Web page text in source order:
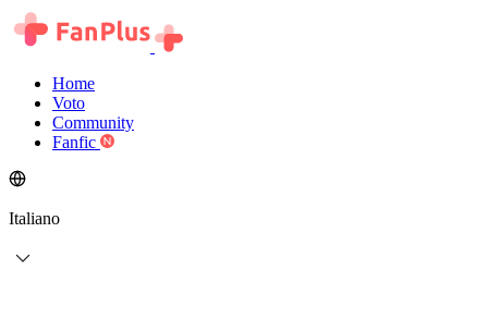
Home
Voto
Community
Fanfic
Italiano